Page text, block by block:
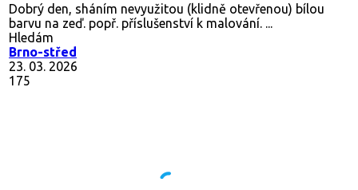
Dobrý den, sháním nevyužitou (klidně otevřenou) bílou
barvu na zeď. popř. příslušenství k malování. ...
Hledám
Brno-střed
23. 03. 2026
175